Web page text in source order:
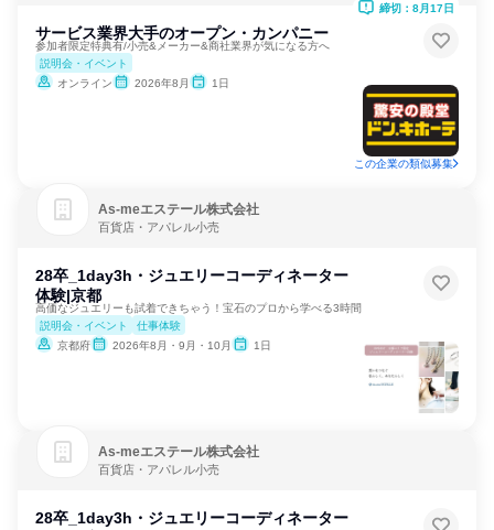
サービス業界大手のオープン・カンパニー
参加者限定特典有/小売&メーカー&商社業界が気になる方へ
説明会・イベント
オンライン
2026年8月 1日
締切：8月17日
この企業の類似募集
As‐meエステール株式会社
百貨店・アパレル小売
28卒_1day3h・ジュエリーコーディネーター
体験|京都
高価なジュエリーも試着できちゃう！宝石のプロから学べる3時間
説明会・イベント
仕事体験
京都府
2026年8月・9月・10月 1日
As‐meエステール株式会社
百貨店・アパレル小売
28卒_1day3h・ジュエリーコーディネーター